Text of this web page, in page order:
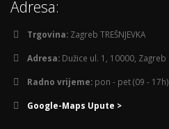
Adresa:
Trgovina: Zagreb TREŠNJEVKA
Adresa: Dužice ul. 1, 10000, Zagreb
Radno vrijeme: pon - pet (09 - 17h)
Google-Maps Upute >